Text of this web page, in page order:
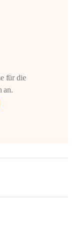
für die
an.